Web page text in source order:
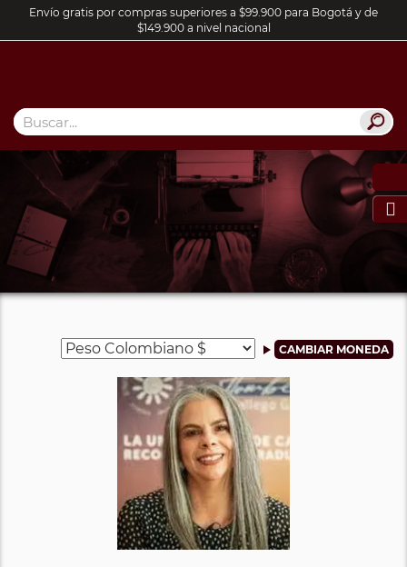
Envío gratis por compras superiores a $99.900 para Bogotá y de
$149.900 a nivel nacional
